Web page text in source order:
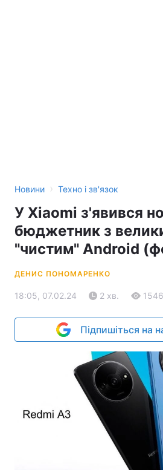
Новини › Техно і зв'язок
У Xiaomi з'явився
бюджетник з
"чистим" Android
ДЕНИС ПОНОМАРЕНКО
18:05, 07.02.24 2 хв.
Підпишіться на